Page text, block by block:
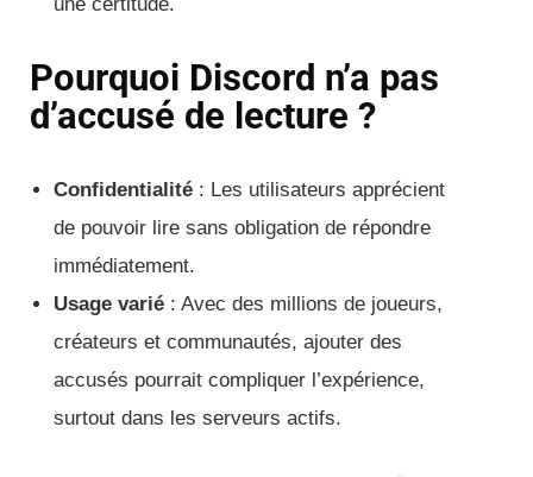
Pourquoi Discord n’a pas
d’accusé de lecture ?
Confidentialité : Les utilisateurs apprécient
de pouvoir lire sans obligation de répondre
immédiatement.
Usage varié : Avec des millions de joueurs,
créateurs et communautés, ajouter des
accusés pourrait compliquer l’expérience,
surtout dans les serveurs actifs.